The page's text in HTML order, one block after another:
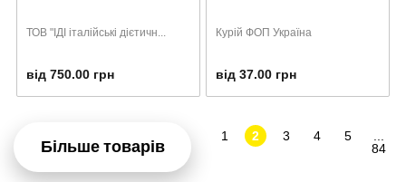
ТОВ "ІДІ італійські дієтичн...
від 750.00 грн
Курій ФОП Україна
від 37.00 грн
Більше товарів
1 2 3 4 5
84